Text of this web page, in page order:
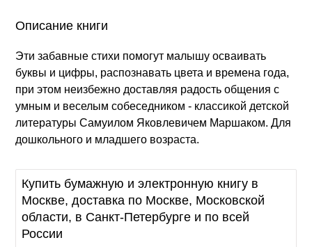
Описание книги
Эти забавные стихи помогут малышу осваивать
буквы и цифры, распознавать цвета и времена года,
при этом неизбежно доставляя радость общения с
умным и веселым собеседником - классикой детской
литературы Самуилом Яковлевичем Маршаком. Для
дошкольного и младшего возраста.
Купить бумажную и электронную книгу в
Москве, доставка по Москве, Московской
области, в Санкт-Петербурге и по всей
России